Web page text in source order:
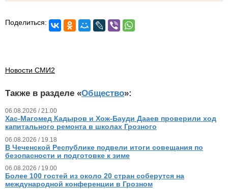
Поделиться:
Новости СМИ2
Также в разделе «Общество»:
06.08.2026 / 21.00
Хас-Магомед Кадыров и Хож-Бауди Дааев проверили ход
капитального ремонта в школах Грозного
06.08.2026 / 19.18
В Чеченской Республике подвели итоги совещания по
безопасности и подготовке к зиме
06.08.2026 / 19.00
Более 100 гостей из около 20 стран соберутся на
международной конференции в Грозном